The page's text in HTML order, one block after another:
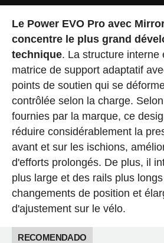
Le Power EVO Pro avec
concentre le plus grand
technique. La structure interne
matrice de support adaptatif
points de soutien qui se
contrôlée selon la charge.
fournies par la marque, ce
réduire considérablement la
avant et sur les ischions,
d'efforts prolongés. De plus, il
plus large et des rails plus
changements de position et
d'ajustement sur le vélo.
RECOMENDADO